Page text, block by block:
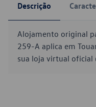
Descrição
Alojamento original
259-A aplica em
sua loja virtual oficial